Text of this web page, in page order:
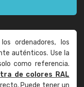
ordenadores, los
auténticos. Use la
como referencia.
de colores RAL
Puede tener un